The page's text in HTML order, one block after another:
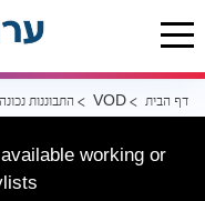
דף הבית VOD התבוננות נכונה
working or